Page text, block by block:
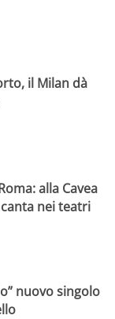
il Milan dà
alla Cavea
nei teatri
nuovo singolo